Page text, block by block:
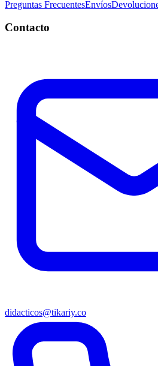
Preguntas FrecuentesEnvíos
Contacto
didacticos@tikariy.co